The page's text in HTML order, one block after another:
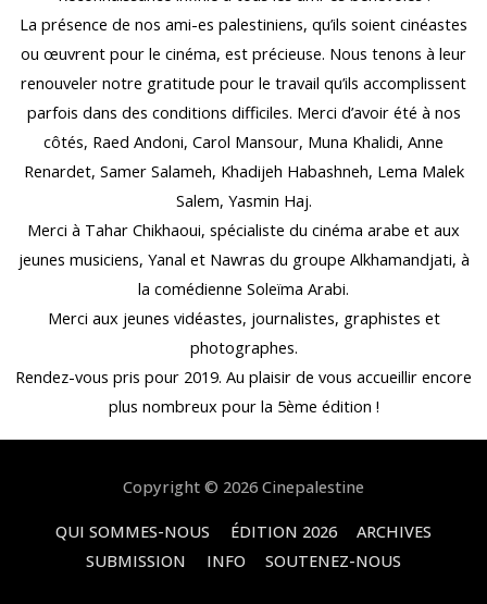
La présence de nos ami-es palestiniens, qu’ils soient cinéastes
ou œuvrent pour le cinéma, est précieuse. Nous tenons à leur
renouveler notre gratitude pour le travail qu’ils accomplissent
parfois dans des conditions difficiles. Merci d’avoir été à nos
côtés, Raed Andoni, Carol Mansour, Muna Khalidi, Anne
Renardet, Samer Salameh, Khadijeh Habashneh, Lema Malek
Salem, Yasmin Haj.
Merci à Tahar Chikhaoui, spécialiste du cinéma arabe et aux
jeunes musiciens, Yanal et Nawras du groupe Alkhamandjati, à
la comédienne Soleïma Arabi.
Merci aux jeunes vidéastes, journalistes, graphistes et
photographes.
Rendez-vous pris pour 2019. Au plaisir de vous accueillir encore
plus nombreux pour la 5ème édition !
Copyright © 2026 Cinepalestine
QUI SOMMES-NOUS ÉDITION 2026
ARCHIVES
SUBMISSION
INFO SOUTENEZ-NOUS